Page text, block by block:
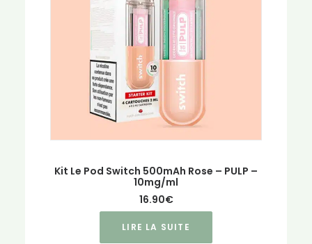
Kit Le Pod Switch 500mAh Rose – PULP –
10mg/ml
16.90€
LIRE LA SUITE